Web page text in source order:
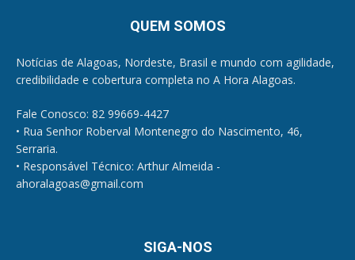
QUEM SOMOS
Notícias de Alagoas, Nordeste, Brasil e mundo com agilidade,
credibilidade e cobertura completa no A Hora Alagoas.
Fale Conosco: 82 99669-4427
• Rua Senhor Roberval Montenegro do Nascimento, 46,
Serraria.
• Responsável Técnico: Arthur Almeida -
ahoralagoas@gmail.com
SIGA-NOS